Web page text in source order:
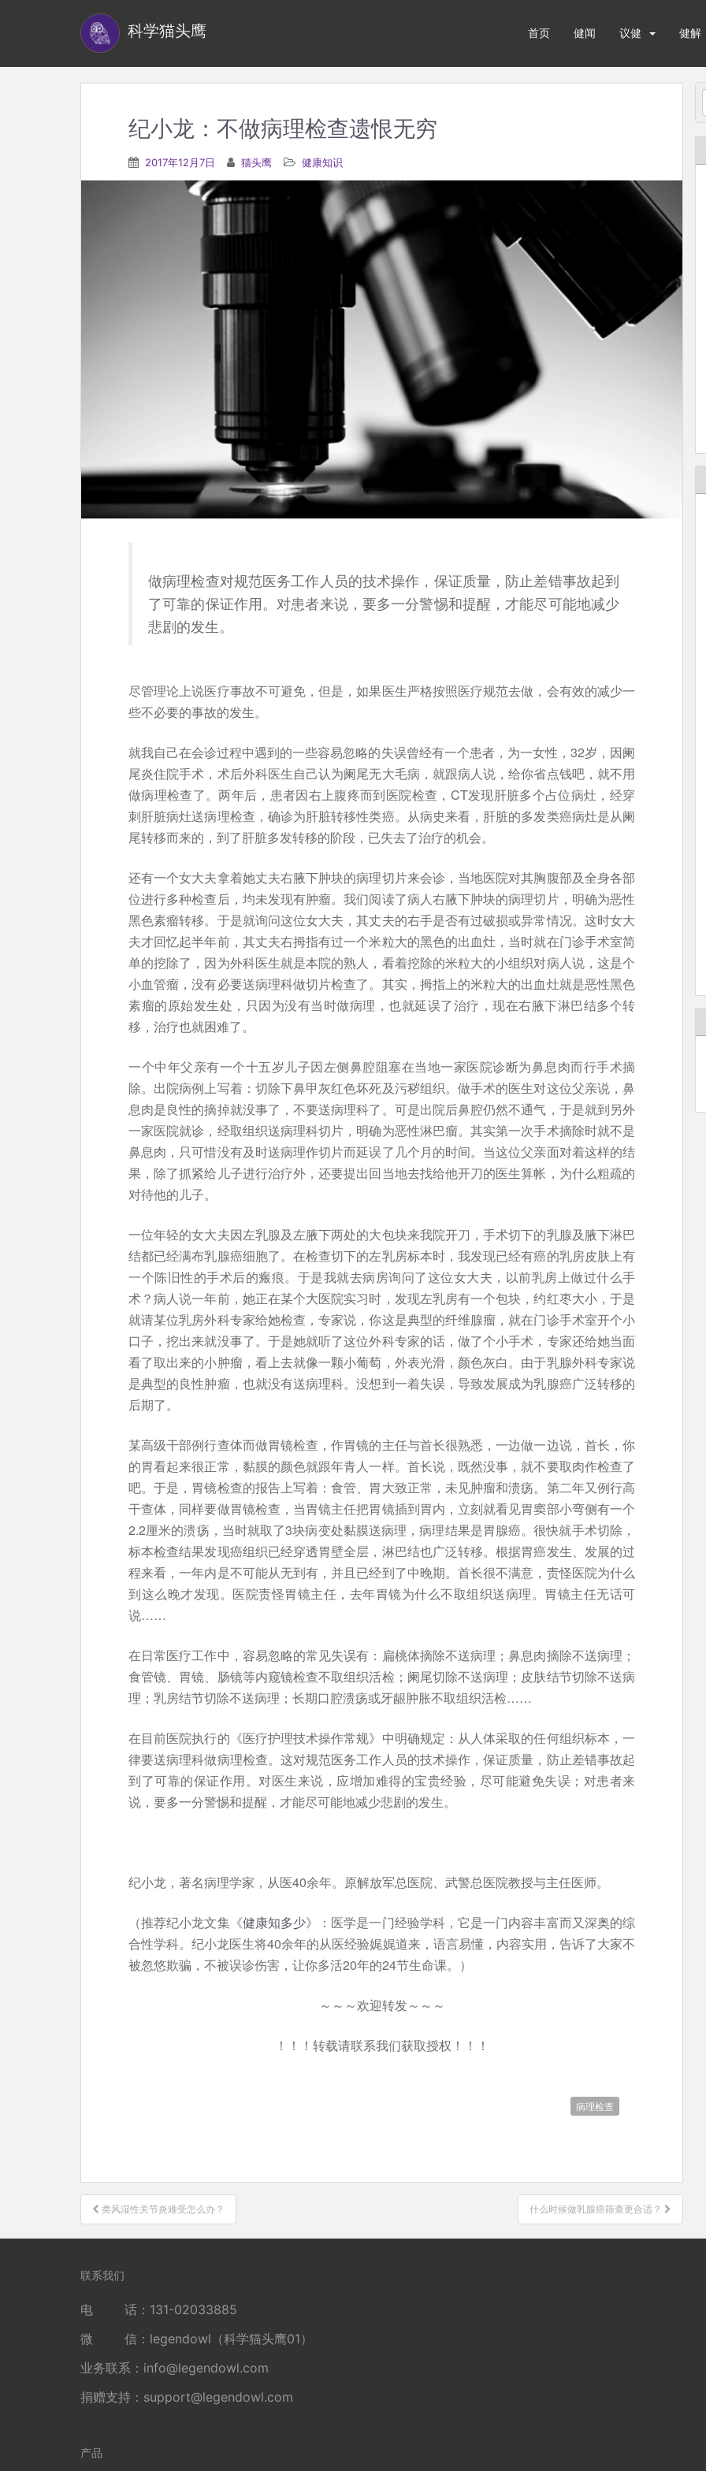
科学猫头鹰 首页 健闻 议健 健解
纪小龙：不做病理检查遗恨无穷
2017年12月7日 猫头鹰 健康知识
做病理检查对规范医务工作人员的技术操作，保证质量，防止差错事故起到
了可靠的保证作用。对患者来说，要多一分警惕和提醒，才能尽可能地减少
悲剧的发生。
尽管理论上说医疗事故不可避免，但是，如果医生严格按照医疗规范去做，会有效的减少一
些不必要的事故的发生。
就我自己在会诊过程中遇到的一些容易忽略的失误曾经有一个患者，为一女性，32岁，因阑
尾炎住院手术，术后外科医生自己认为阑尾无大毛病，就跟病人说，给你省点钱吧，就不用
做病理检查了。两年后，患者因右上腹疼而到医院检查，CT发现肝脏多个占位病灶，经穿
刺肝脏病灶送病理检查，确诊为肝脏转移性类癌。从病史来看，肝脏的多发类癌病灶是从阑
尾转移而来的，到了肝脏多发转移的阶段，已失去了治疗的机会。
还有一个女大夫拿着她丈夫右腋下肿块的病理切片来会诊，当地医院对其胸腹部及全身各部
位进行多种检查后，均未发现有肿瘤。我们阅读了病人右腋下肿块的病理切片，明确为恶性
黑色素瘤转移。于是就询问这位女大夫，其丈夫的右手是否有过破损或异常情况。这时女大
夫才回忆起半年前，其丈夫右拇指有过一个米粒大的黑色的出血灶，当时就在门诊手术室简
单的挖除了，因为外科医生就是本院的熟人，看着挖除的米粒大的小组织对病人说，这是个
小血管瘤，没有必要送病理科做切片检查了。其实，拇指上的米粒大的出血灶就是恶性黑色
素瘤的原始发生处，只因为没有当时做病理，也就延误了治疗，现在右腋下淋巴结多个转
移，治疗也就困难了。
一个中年父亲有一个十五岁儿子因左侧鼻腔阻塞在当地一家医院诊断为鼻息肉而行手术摘
除。出院病例上写着：切除下鼻甲灰红色坏死及污秽组织。做手术的医生对这位父亲说，鼻
息肉是良性的摘掉就没事了，不要送病理科了。可是出院后鼻腔仍然不通气，于是就到另外
一家医院就诊，经取组织送病理科切片，明确为恶性淋巴瘤。其实第一次手术摘除时就不是
鼻息肉，只可惜没有及时送病理作切片而延误了几个月的时间。当这位父亲面对着这样的结
果，除了抓紧给儿子进行治疗外，还要提出回当地去找给他开刀的医生算帐，为什么粗疏的
对待他的儿子。
一位年轻的女大夫因左乳腺及左腋下两处的大包块来我院开刀，手术切下的乳腺及腋下淋巴
结都已经满布乳腺癌细胞了。在检查切下的左乳房标本时，我发现已经有癌的乳房皮肤上有
一个陈旧性的手术后的瘢痕。于是我就去病房询问了这位女大夫，以前乳房上做过什么手
术？病人说一年前，她正在某个大医院实习时，发现左乳房有一个包块，约红枣大小，于是
就请某位乳房外科专家给她检查，专家说，你这是典型的纤维腺瘤，就在门诊手术室开个小
口子，挖出来就没事了。于是她就听了这位外科专家的话，做了个小手术，专家还给她当面
看了取出来的小肿瘤，看上去就像一颗小葡萄，外表光滑，颜色灰白。由于乳腺外科专家说
是典型的良性肿瘤，也就没有送病理科。没想到一着失误，导致发展成为乳腺癌广泛转移的
后期了。
某高级干部例行查体而做胃镜检查，作胃镜的主任与首长很熟悉，一边做一边说，首长，你
的胃看起来很正常，黏膜的颜色就跟年青人一样。首长说，既然没事，就不要取肉作检查了
吧。于是，胃镜检查的报告上写着：食管、胃大致正常，未见肿瘤和溃疡。第二年又例行高
干查体，同样要做胃镜检查，当胃镜主任把胃镜插到胃内，立刻就看见胃窦部小弯侧有一个
2.2厘米的溃疡，当时就取了3块病变处黏膜送病理，病理结果是胃腺癌。很快就手术切除，
标本检查结果发现癌组织已经穿透胃壁全层，淋巴结也广泛转移。根据胃癌发生、发展的过
程来看，一年内是不可能从无到有，并且已经到了中晚期。首长很不满意，责怪医院为什么
到这么晚才发现。医院责怪胃镜主任，去年胃镜为什么不取组织送病理。胃镜主任无话可
说……
在日常医疗工作中，容易忽略的常见失误有：扁桃体摘除不送病理；鼻息肉摘除不送病理；
食管镜、胃镜、肠镜等内窥镜检查不取组织活检；阑尾切除不送病理；皮肤结节切除不送病
理；乳房结节切除不送病理；长期口腔溃疡或牙龈肿胀不取组织活检……
在目前医院执行的《医疗护理技术操作常规》中明确规定：从人体采取的任何组织标本，一
律要送病理科做病理检查。这对规范医务工作人员的技术操作，保证质量，防止差错事故起
到了可靠的保证作用。对医生来说，应增加难得的宝贵经验，尽可能避免失误；对患者来
说，要多一分警惕和提醒，才能尽可能地减少悲剧的发生。
纪小龙，著名病理学家，从医40余年。原解放军总医院、武警总医院教授与主任医师。
（推荐纪小龙文集《健康知多少》：医学是一门经验学科，它是一门内容丰富而又深奥的综
合性学科。纪小龙医生将40余年的从医经验娓娓道来，语言易懂，内容实用，告诉了大家不
被忽悠欺骗，不被误诊伤害，让你多活20年的24节生命课。）
～～～欢迎转发～～～
！！！转载请联系我们获取授权！！！
病理检查
文
章
导
类风湿性关节炎难受怎么办？ 什么时候做乳腺癌筛查更合适？
联系我们
电 话：131-02033885
微 信：legendowl（科学猫头鹰01）
业务联系： info@legendowl.com
捐赠支持： support@legendowl.com
产品